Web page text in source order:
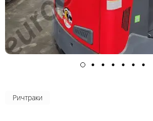
Ричтраки